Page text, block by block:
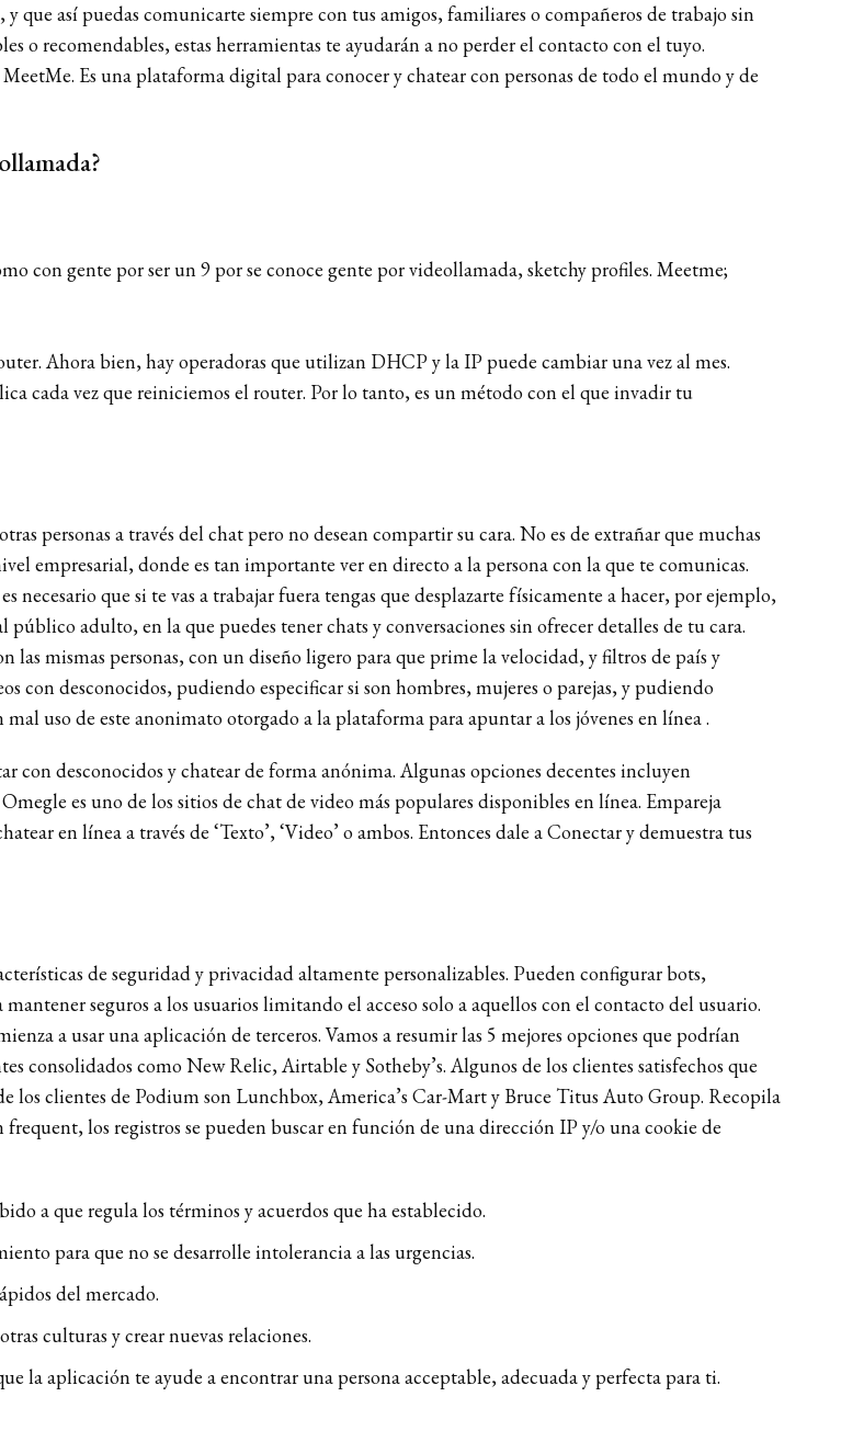
que así puedas comunicarte siempre con tus amigos, familiares o compañeros de trabajo sin
o recomendables, estas herramientas te ayudarán a no perder el contacto con el tuyo.
Es una plataforma digital para conocer y chatear con personas de todo el mundo y de
con gente por ser un 9 por se conoce gente por videollamada, sketchy profiles. Meetme;
Ahora bien, hay operadoras que utilizan DHCP y la IP puede cambiar una vez al mes.
cada vez que reiniciemos el router. Por lo tanto, es un método con el que invadir tu
personas a través del chat pero no desean compartir su cara. No es de extrañar que muchas
empresarial, donde es tan importante ver en directo a la persona con la que te comunicas.
necesario que si te vas a trabajar fuera tengas que desplazarte físicamente a hacer, por ejemplo,
adulto, en la que puedes tener chats y conversaciones sin ofrecer detalles de tu cara.
las mismas personas, con un diseño ligero para que prime la velocidad, y filtros de país y
con desconocidos, pudiendo especificar si son hombres, mujeres o parejas, y pudiendo
uso de este anonimato otorgado a la plataforma para apuntar a los jóvenes en línea .
con desconocidos y chatear de forma anónima. Algunas opciones decentes incluyen
es uno de los sitios de chat de video más populares disponibles en línea. Empareja
en línea a través de ‘Texto’, ‘Video’ o ambos. Entonces dale a Conectar y demuestra tus
de seguridad y privacidad altamente personalizables. Pueden configurar bots,
seguros a los usuarios limitando el acceso solo a aquellos con el contacto del usuario.
a usar una aplicación de terceros. Vamos a resumir las 5 mejores opciones que podrían
consolidados como New Relic, Airtable y Sotheby’s. Algunos de los clientes satisfechos que
clientes de Podium son Lunchbox, America’s Car-Mart y Bruce Titus Auto Group. Recopila
los registros se pueden buscar en función de una dirección IP y/o una cookie de
a que regula los términos y acuerdos que ha establecido.
para que no se desarrolle intolerancia a las urgencias.
del mercado.
culturas y crear nuevas relaciones.
la aplicación te ayude a encontrar una persona acceptable, adecuada y perfecta para ti.